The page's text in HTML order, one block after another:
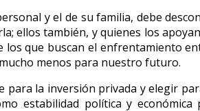
y el de su familia, debe
ellos también, y quienes los
que buscan el enfrentamiento
menos para nuestro futuro.
la inversión privada y elegir
estabilidad política y